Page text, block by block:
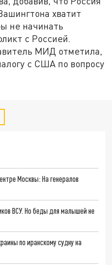
хватит
не начинать
с Россией.
МИД отметила,
с США по вопросу
Москвы: На генералов
ВСУ. Но беды для малышей не
по иранскому судну на